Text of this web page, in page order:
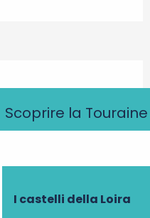
Scoprire la Touraine
I castelli della Loira